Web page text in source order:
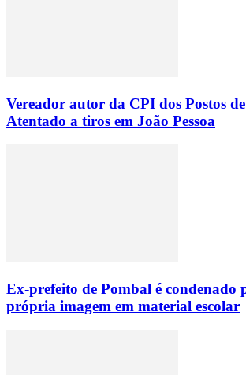
Vereador autor da CPI dos Postos
Atentado a tiros em João Pessoa
Ex-prefeito de Pombal é condenado
própria imagem em material escolar